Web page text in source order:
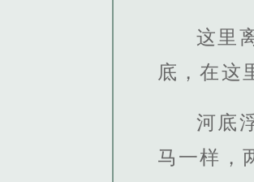
这里
底，在这
河底
马一样，